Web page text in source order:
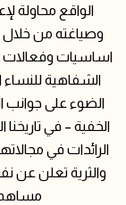
الواقع محاولة
وصياغته من خلال
اساسيات وفعالات
الشفاهية للنساء
الضوء على جوانب
الخفية – في
الرائدات في
والثرية تعلن